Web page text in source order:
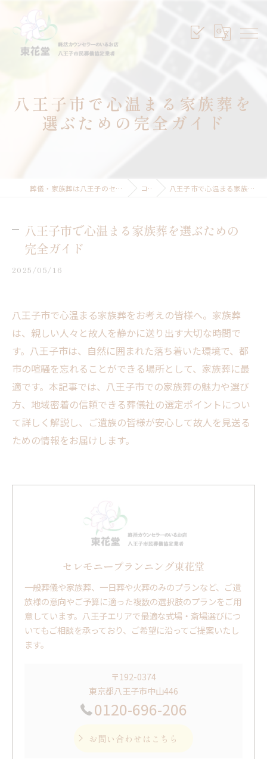
八王子市で心温まる家族葬を
選ぶための完全ガイド
葬儀・家族葬は八王子のセレモニープランニング東花堂 コラム 八王子市で心温まる家族葬を選ぶための完全ガイド
八王子市で心温まる家族葬を選ぶための
完全ガイド
2025/05/16
八王子市で心温まる家族葬をお考えの皆様へ。家族葬
は、親しい人々と故人を静かに送り出す大切な時間で
す。八王子市は、自然に囲まれた落ち着いた環境で、都
市の喧騒を忘れることができる場所として、家族葬に最
適です。本記事では、八王子市での家族葬の魅力や選び
方、地域密着の信頼できる葬儀社の選定ポイントについ
て詳しく解説し、ご遺族の皆様が安心して故人を見送る
ための情報をお届けします。
セレモニープランニング東花堂
一般葬儀や家族葬、一日葬や火葬のみのプランなど、ご遺
族様の意向やご予算に適った複数の選択肢のプランをご用
意しています。八王子エリアで最適な式場・斎場選びにつ
いてもご相談を承っており、ご希望に沿ってご提案いたし
ます。
〒192-0374
東京都八王子市中山446
0120-696-206
お問い合わせはこちら